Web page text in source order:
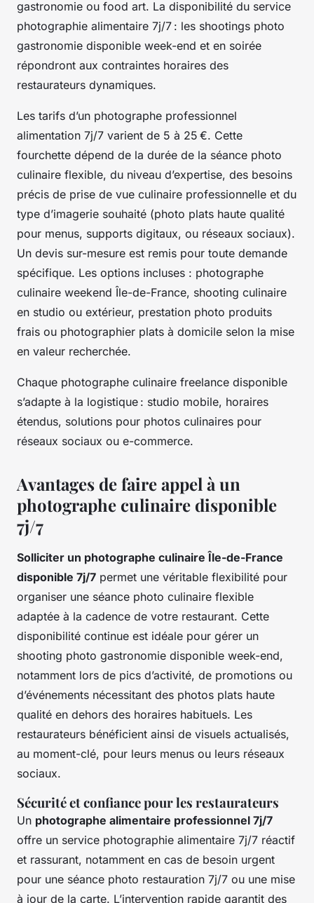
gastronomie ou food art. La disponibilité du service
photographie alimentaire 7j/7 : les shootings photo
gastronomie disponible week-end et en soirée
répondront aux contraintes horaires des
restaurateurs dynamiques.
Les tarifs d’un photographe professionnel
alimentation 7j/7 varient de 5 à 25 €. Cette
fourchette dépend de la durée de la séance photo
culinaire flexible, du niveau d’expertise, des besoins
précis de prise de vue culinaire professionnelle et du
type d’imagerie souhaité (photo plats haute qualité
pour menus, supports digitaux, ou réseaux sociaux).
Un devis sur-mesure est remis pour toute demande
spécifique. Les options incluses : photographe
culinaire weekend Île-de-France, shooting culinaire
en studio ou extérieur, prestation photo produits
frais ou photographier plats à domicile selon la mise
en valeur recherchée.
Chaque photographe culinaire freelance disponible
s’adapte à la logistique : studio mobile, horaires
étendus, solutions pour photos culinaires pour
réseaux sociaux ou e-commerce.
Avantages de faire appel à un
photographe culinaire disponible
7j/7
Solliciter un photographe culinaire Île-de-France
disponible 7j/7 permet une véritable flexibilité pour
organiser une séance photo culinaire flexible
adaptée à la cadence de votre restaurant. Cette
disponibilité continue est idéale pour gérer un
shooting photo gastronomie disponible week-end,
notamment lors de pics d’activité, de promotions ou
d’événements nécessitant des photos plats haute
qualité en dehors des horaires habituels. Les
restaurateurs bénéficient ainsi de visuels actualisés,
au moment-clé, pour leurs menus ou leurs réseaux
sociaux.
Sécurité et confiance pour les restaurateurs
Un photographe alimentaire professionnel 7j/7
offre un service photographie alimentaire 7j/7 réactif
et rassurant, notamment en cas de besoin urgent
pour une séance photo restauration 7j/7 ou une mise
à jour de la carte. L’intervention rapide garantit des